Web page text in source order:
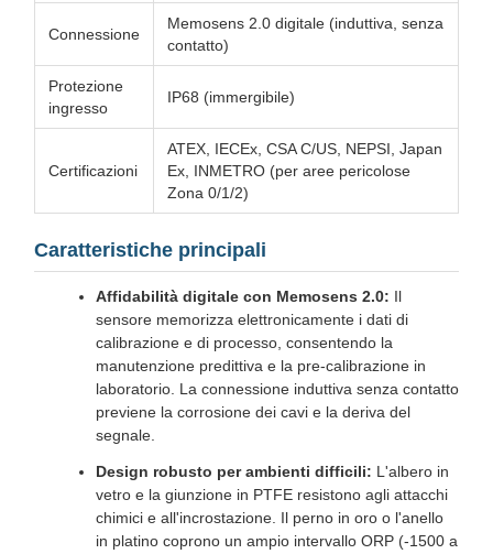
Connessione
Memosens 2.0 digitale (induttiva, senza
contatto)
Protezione
ingresso
IP68 (immergibile)
Certificazioni
ATEX, IECEx, CSA C/US, NEPSI, Japan
Ex, INMETRO (per aree pericolose
Zona 0/1/2)
Caratteristiche principali
Affidabilità digitale con Memosens 2.0: Il
sensore memorizza elettronicamente i dati di
calibrazione e di processo, consentendo la
manutenzione predittiva e la pre-calibrazione in
laboratorio. La connessione induttiva senza contatto
previene la corrosione dei cavi e la deriva del
segnale.
Design robusto per ambienti difficili: L'albero in
vetro e la giunzione in PTFE resistono agli attacchi
chimici e all'incrostazione. Il perno in oro o l'anello
in platino coprono un ampio intervallo ORP (-1500 a